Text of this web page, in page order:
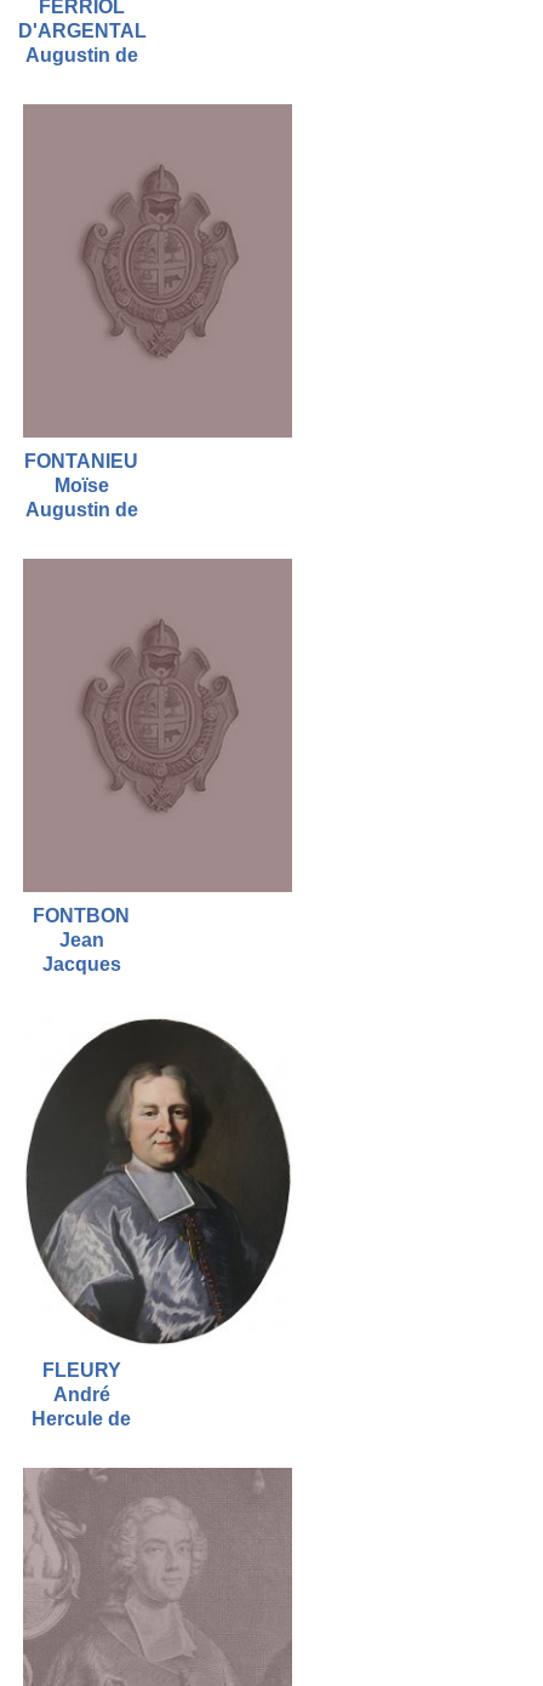
FERRIOL
D'ARGENTAL
Augustin de
FONTANIEU
Moïse
Augustin de
FONTBON
Jean
Jacques
FLEURY
André
Hercule de